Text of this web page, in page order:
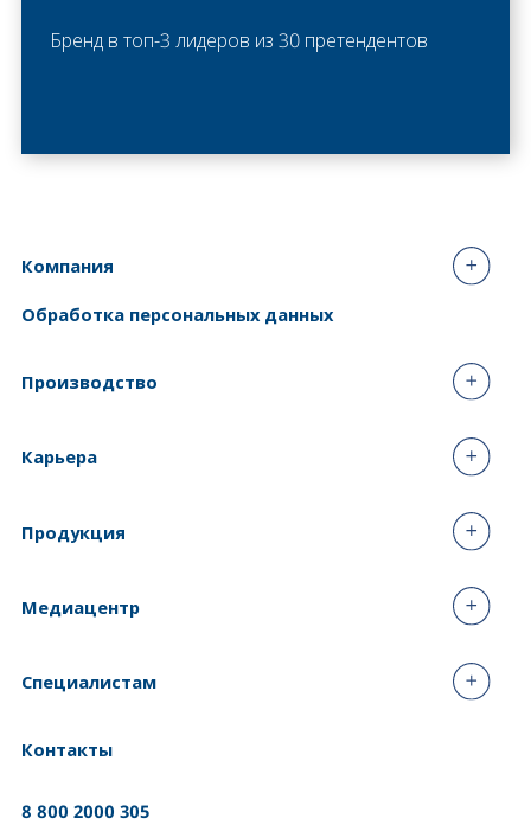
Бренд в топ-3 лидеров из 30 претендентов
Компания
Обработка персональных данных
Производство
Карьера
8 800 2000 305
Продукция
Медиацентр
Специалистам
Контакты